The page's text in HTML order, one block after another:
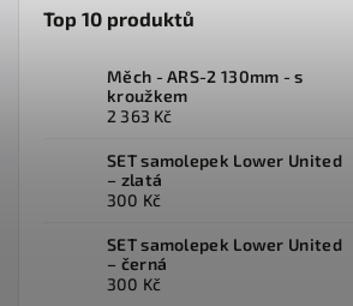
Top 10 produktů
Měch - ARS-2 130mm - s
kroužkem
2 363 Kč
SET samolepek Lower United
– zlatá
300 Kč
SET samolepek Lower United
– černá
300 Kč